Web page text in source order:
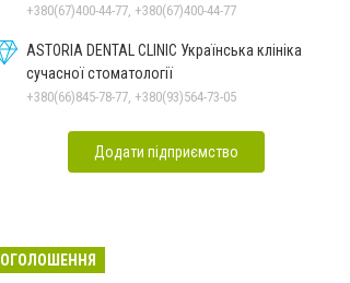
+380(67)400-44-77, +380(67)400-44-77
ASTORIA DENTAL CLINIC Українська клініка
сучасної стоматології
+380(66)845-78-77, +380(93)564-73-05
Додати підприємство
ОГОЛОШЕННЯ